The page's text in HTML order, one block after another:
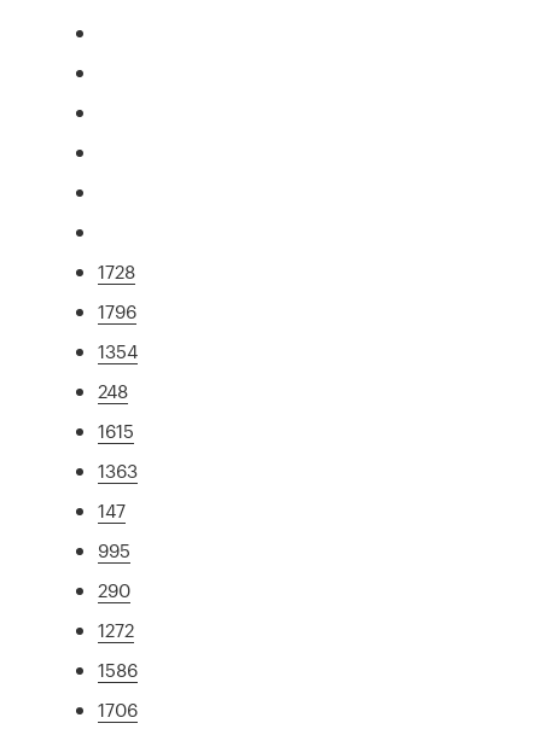
1728
1796
1354
248
1615
1363
147
995
290
1272
1586
1706